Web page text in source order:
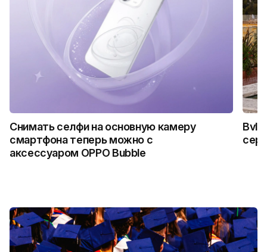
Снимать селфи на основную камеру
смартфона теперь можно с
аксессуаром OPPO Bubble